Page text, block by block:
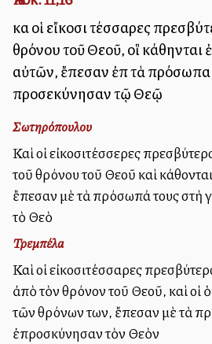
καὶ οἱ εἴκοσι τέσσαρες
θρόνου τοῦ Θεοῦ, οἳ κάθηνται
αὐτῶν, ἔπεσαν ἐπὶ τὰ πρόσωπα
προσεκύνησαν τῷ Θεῷ
Σωτηρόπουλου
Καὶ οἱ εἰκοσιτέσσερες
τοῦ θρόνου τοῦ Θεοῦ καὶ
ἔπεσαν μὲ τὰ πρόσωπά τους στὴ
τὸ Θεὸ
Τρεμπέλα
Καὶ οἱ εἰκοσιτέσσαρες
ἀπὸ τὸν θρόνον τοῦ Θεοῦ, καὶ οἱ
τῶν θρόνων των, ἔπεσαν μὲ τὰ
ἐπροσκύνησαν τὸν Θεὸν